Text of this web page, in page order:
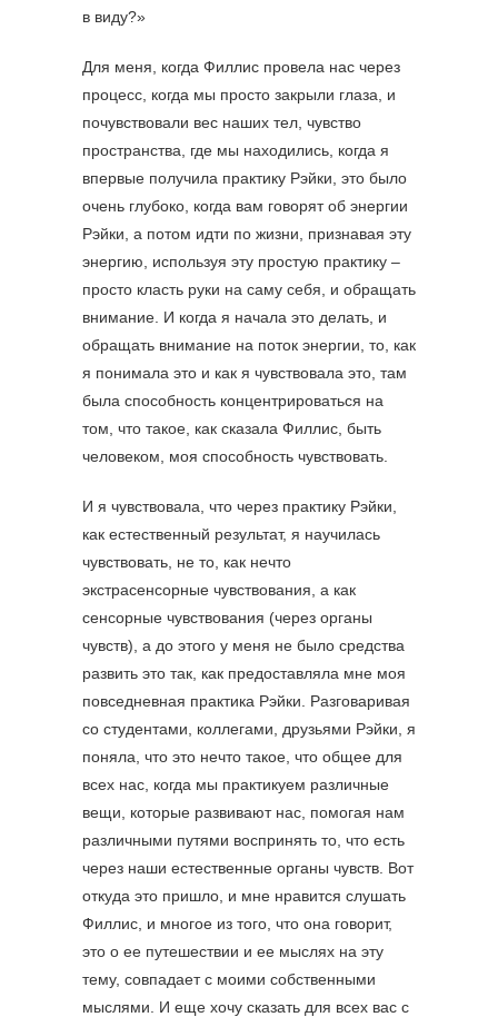
в виду?»
Для меня, когда Филлис провела нас через
процесс, когда мы просто закрыли глаза, и
почувствовали вес наших тел, чувство
пространства, где мы находились, когда я
впервые получила практику Рэйки, это было
очень глубоко, когда вам говорят об энергии
Рэйки, а потом идти по жизни, признавая эту
энергию, используя эту простую практику –
просто класть руки на саму себя, и обращать
внимание. И когда я начала это делать, и
обращать внимание на поток энергии, то, как
я понимала это и как я чувствовала это, там
была способность концентрироваться на
том, что такое, как сказала Филлис, быть
человеком, моя способность чувствовать.
И я чувствовала, что через практику Рэйки,
как естественный результат, я научилась
чувствовать, не то, как нечто
экстрасенсорные чувствования, а как
сенсорные чувствования (через органы
чувств), а до этого у меня не было средства
развить это так, как предоставляла мне моя
повседневная практика Рэйки. Разговаривая
со студентами, коллегами, друзьями Рэйки, я
поняла, что это нечто такое, что общее для
всех нас, когда мы практикуем различные
вещи, которые развивают нас, помогая нам
различными путями воспринять то, что есть
через наши естественные органы чувств. Вот
откуда это пришло, и мне нравится слушать
Филлис, и многое из того, что она говорит,
это о ее путешествии и ее мыслях на эту
тему, совпадает с моими собственными
мыслями. И еще хочу сказать для всех вас с